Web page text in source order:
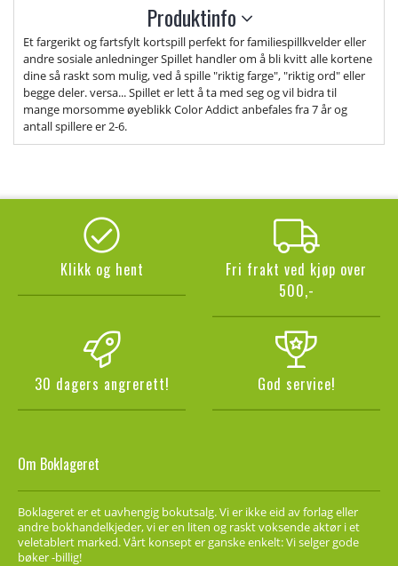
Produktinfo
Et fargerikt og fartsfylt kortspill perfekt for familiespillkvelder eller
andre sosiale anledninger Spillet handler om å bli kvitt alle kortene
dine så raskt som mulig, ved å spille "riktig farge", "riktig ord" eller
begge deler. versa... Spillet er lett å ta med seg og vil bidra til
mange morsomme øyeblikk Color Addict anbefales fra 7 år og
antall spillere er 2-6.
Klikk og hent
Fri frakt ved kjøp over
500,-
30 dagers angrerett! God service!
Om Boklageret
Boklageret er et uavhengig bokutsalg. Vi er ikke eid av forlag eller
andre bokhandelkjeder, vi er en liten og raskt voksende aktør i et
veletablert marked. Vårt konsept er ganske enkelt: Vi selger gode
bøker -billig!